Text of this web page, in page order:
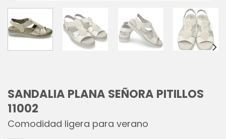
SANDALIA PLANA SEÑORA PITILLOS
11002
Comodidad ligera para verano